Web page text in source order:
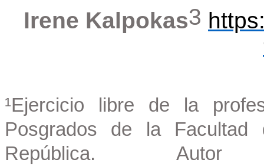
Irene Kalpokas3
¹Ejercicio libre de la
Posgrados de la Facultad
República. Autor